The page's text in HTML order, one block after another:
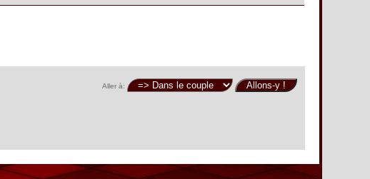
Aller à: